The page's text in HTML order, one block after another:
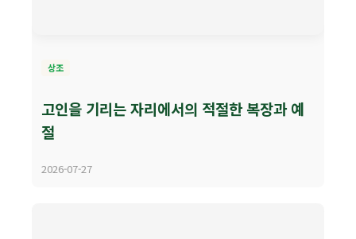
상조
고인을 기리는 자리에서의 적절한 복장과 예
절
2026-07-27